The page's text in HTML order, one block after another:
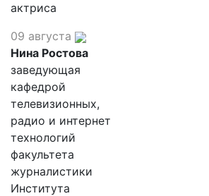
актриса
09 августа
Нина Ростова
заведующая
кафедрой
телевизионных,
радио и интернет
технологий
факультета
журналистики
Института